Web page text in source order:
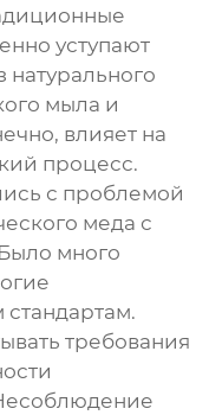
уступают
натурального
мыла и
влияет на
процесс.
с проблемой
меда с
много
стандартам.
требования